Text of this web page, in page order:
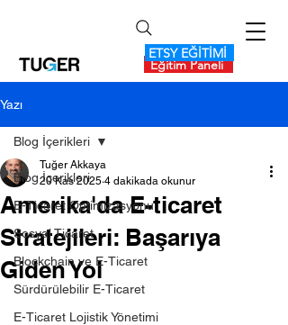
Eğitim Paneli
ETSY EĞİTİMİ
Yazı
Blog İçerikleri
E-Ticaret Optimizasyonu
Sosyal Ticaret
Blockchain ve E-Ticaret
Sürdürülebilir E-Ticaret
E-Ticaret Lojistik Yönetimi
Blog İçerikleri
Amerika'da E-ticaret
Stratejileri: Başarıya
Giden Yol
Tuğer Akkaya
20 Kas 2025 4 dakikada okunur